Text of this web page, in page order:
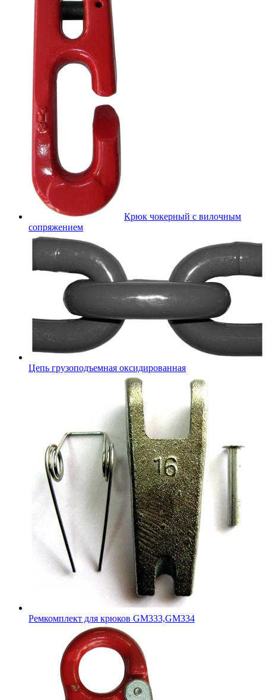
Крюк чокерный с вилочным
сопряжением
Цепь грузоподъемная оксидированная
Ремкомплект для крюков GM333,GM334